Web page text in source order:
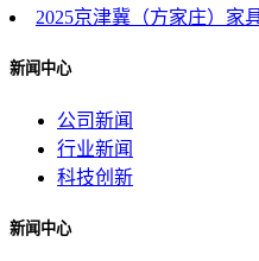
2025京津冀（方家庄）家
新闻中心
公司新闻
行业新闻
科技创新
新闻中心